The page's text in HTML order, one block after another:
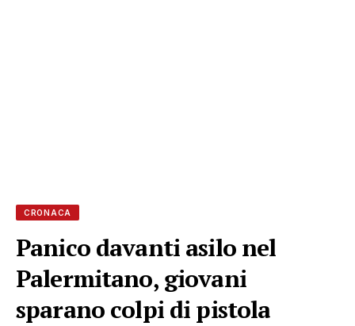
CRONACA
Panico davanti asilo nel
Palermitano, giovani
sparano colpi di pistola